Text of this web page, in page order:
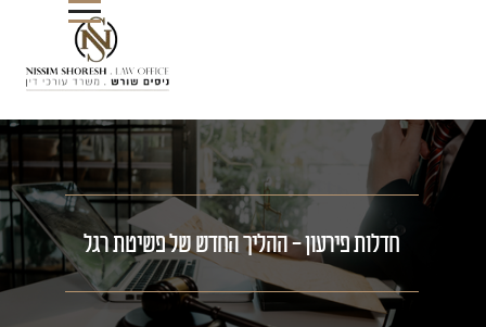
חדלות פירעון - ההליך החדש של פשיטת רגל